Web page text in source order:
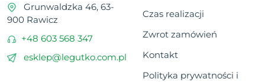
Grunwaldzka 46, 63-
900 Rawicz
+48 603 568 347
esklep@legutko.com.pl
Czas realizacji
Zwrot zamówień
Kontakt
Polityka prywatności i